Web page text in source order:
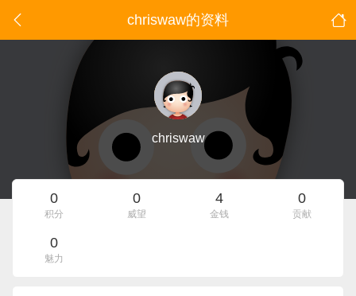
chriswaw的资料
chriswaw
0
积分
0
威望
4
金钱
0
贡献
0
魅力